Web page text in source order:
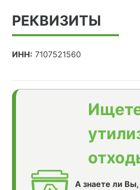
РЕКВИЗИТЫ
ИНН: 7107521560
А знаете ли Вы,